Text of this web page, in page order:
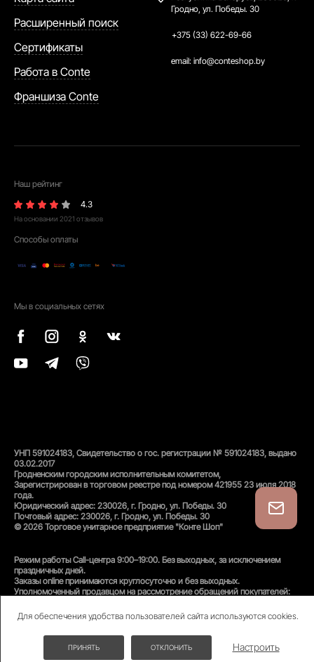
Для обеспечения удобства пользователей сайта используются cookies.
ПРИНЯТЬ ОТКЛОНИТЬ Настроить
Расширенный поиск
Сертификаты
Работа в Conte
Франшиза Conte
Гродно, ул. Победы. 30
+375 (33) 622-69-66
email: info@conteshop.by
Наш рейтинг
4.3
На основании 2021 отзывов
Способы оплаты
Мы в социальных сетях
УНП 591024183, Свидетельство о гос. регистрации № 591024183, выдано
03.02.2017
Гродненским городским исполнительным комитетом,
Зарегистрирован в торговом реестре под номером 421955 23 июля 2018
года.
Юридический адрес: 230026, г. Гродно, ул. Победы. 30
Почтовый адрес: 230026, г. Гродно, ул. Победы. 30
© 2026 Торговое унитарное предприятие "Конте Шоп"
Режим работы Call-центра 9:00–19:00. Без выходных, за исключением
праздничных дней.
Заказы online принимаются круглосуточно и без выходных.
Уполномоченный продавцом на рассмотрение обращений покупателей:
Унитарного предприятия «Конте Шоп», тел:+375(152)50-94-35, email:
info@conteshop.by
Уполномоченный по защите прав потребителей:
Отдел общественного питания и услуг управления торговли и услуг